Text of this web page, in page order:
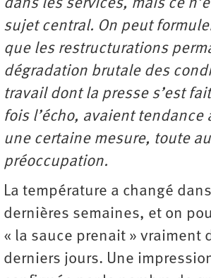
dans les services, mais ce
sujet central. On peut
que les restructurations
dégradation brutale des
travail dont la presse s’est
fois l’écho, avaient tendance
une certaine mesure, toute
préoccupation.
La température a changé
dernières semaines, et on
« la sauce prenait » vraiment
derniers jours. Une